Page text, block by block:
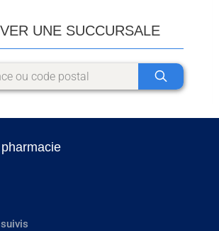
UNE SUCCURSALE